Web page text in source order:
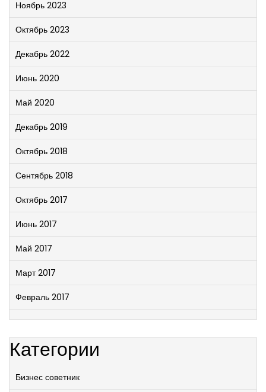
Ноябрь 2023
Октябрь 2023
Декабрь 2022
Июнь 2020
Май 2020
Декабрь 2019
Октябрь 2018
Сентябрь 2018
Октябрь 2017
Июнь 2017
Май 2017
Март 2017
Февраль 2017
Категории
Бизнес советник